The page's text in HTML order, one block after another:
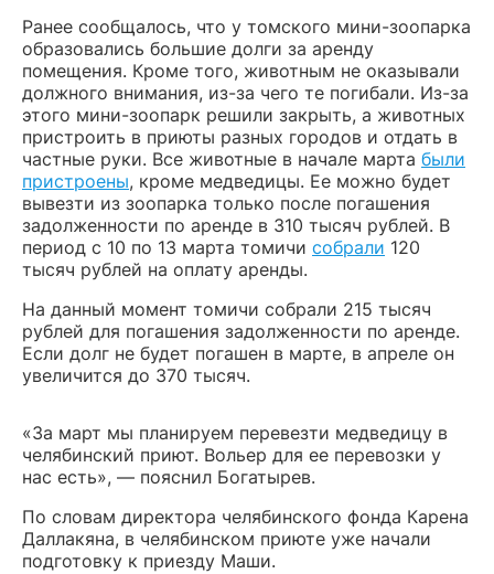
Ранее сообщалось, что у томского мини-зоопарка
образовались большие долги за аренду
помещения. Кроме того, животным не оказывали
должного внимания, из-за чего те погибали. Из-за
этого мини-зоопарк решили закрыть, а животных
пристроить в приюты разных городов и отдать в
частные руки. Все животные в начале марта были
пристроены, кроме медведицы. Ее можно будет
вывезти из зоопарка только после погашения
задолженности по аренде в 310 тысяч рублей. В
период с 10 по 13 марта томичи собрали 120
тысяч рублей на оплату аренды.
На данный момент томичи собрали 215 тысяч
рублей для погашения задолженности по аренде.
Если долг не будет погашен в марте, в апреле он
увеличится до 370 тысяч.
«За март мы планируем перевезти медведицу в
челябинский приют. Вольер для ее перевозки у
нас есть», — пояснил Богатырев.
По словам директора челябинского фонда Карена
Даллакяна, в челябинском приюте уже начали
подготовку к приезду Маши.